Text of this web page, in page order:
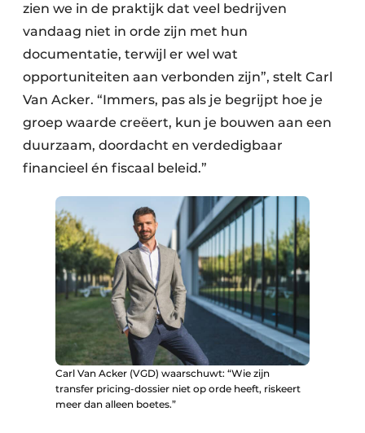
zien we in de praktijk dat veel bedrijven
vandaag niet in orde zijn met hun
documentatie, terwijl er wel wat
opportuniteiten aan verbonden zijn”, stelt Carl
Van Acker. “Immers, pas als je begrijpt hoe je
groep waarde creëert, kun je bouwen aan een
duurzaam, doordacht en verdedigbaar
financieel én fiscaal beleid.”
Carl Van Acker (VGD) waarschuwt: “Wie zijn
transfer pricing-dossier niet op orde heeft, riskeert
meer dan alleen boetes.”